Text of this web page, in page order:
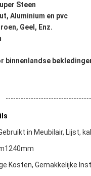
Steen
Aluminium en pvc
Geel, Enz.
binnenlandse
in Meubilair, Lijst,
Kosten, Gemakkelijke